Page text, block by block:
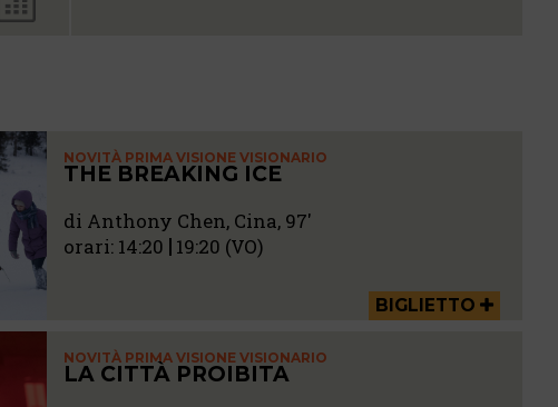
NOVITÀ PRIMA VISIONE VISIONARIO
THE BREAKING ICE
di Anthony Chen, Cina, 97'
orari: 14:20 19:20 (VO)
BIGLIETTO
NOVITÀ PRIMA VISIONE VISIONARIO
LA CITTÀ PROIBITA